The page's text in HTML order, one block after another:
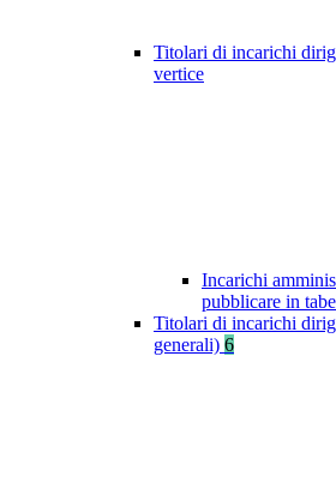
Titolari di incarichi
vertice
Incarichi
pubblicare in
Titolari di incarichi
generali) 6